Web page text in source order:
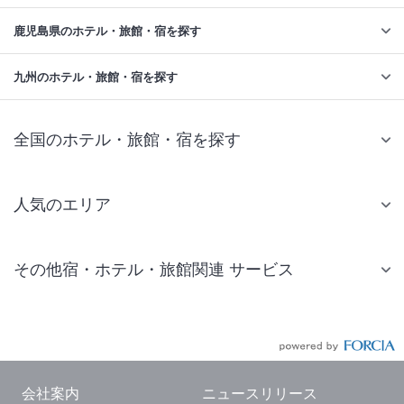
鹿児島県のホテル・旅館・宿を探す
九州のホテル・旅館・宿を探す
全国のホテル・旅館・宿を探す
人気のエリア
仙台 ホテル
東京ドーム ホテル
その他宿・ホテル・旅館関連 サービス
会社案内 ニュースリリース